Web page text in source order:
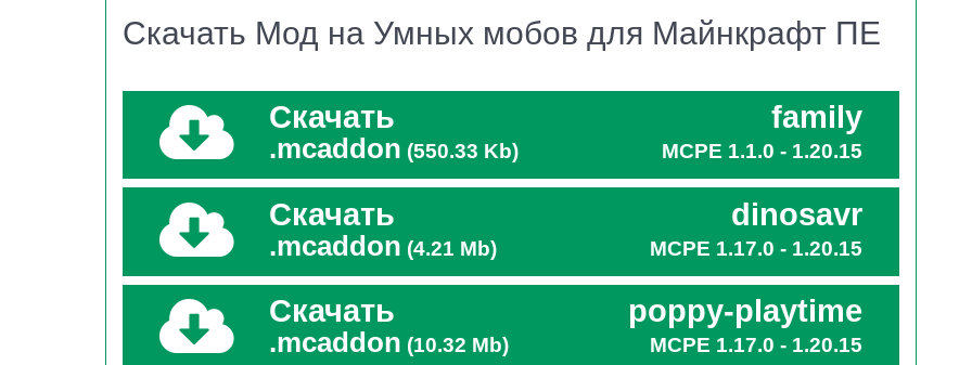
Этот моб тоже наделён интеллектом и может с лёгкостью определить, куда последовал
пользователь, даже если тот заранее спрятался.
Последний мод на умных мобов для Майнкрафт ПЕ предлагает создать своего динозавра.
Очень круто, чтов дополнении таких доисторических созданий очень много.
Потому вы без проблем найдёте своего фаворита! К слову, у каждого моба своя модель
поведения, которая напрямую зависит от природы: хищник или травоядное.
Динозавры
Скачать Мод на Умных мобов для Майнкрафт ПЕ
Скачать
.mcaddon (550.33 Kb)
family
MCPE 1.1.0 - 1.20.15
Скачать
.mcaddon (4.21 Mb)
dinosavr
MCPE 1.17.0 - 1.20.15
Скачать
.mcaddon (10.32 Mb)
poppy-playtime
MCPE 1.17.0 - 1.20.15